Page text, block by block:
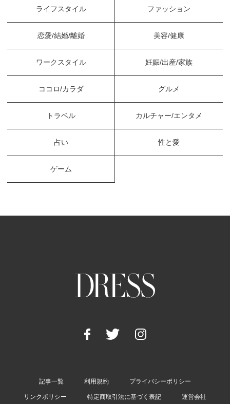
ライフスタイル ファッション
恋愛/結婚/離婚 美容/健康
ワークスタイル 妊娠/出産/家族
ココロ/カラダ グルメ
トラベル カルチャー/エンタメ
占い 性と愛
ゲーム
記事一覧 利用規約 プライバシーポリシー
リンクポリシー 特定商取引法に基づく表記 運営会社